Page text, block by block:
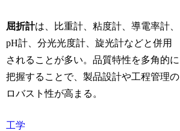
屈折計は、比重計、粘度計、導電率計、
pH計、分光光度計、旋光計などと併用
されることが多い。品質特性を多角的に
把握することで、製品設計や工程管理の
ロバスト性が高まる。
工学